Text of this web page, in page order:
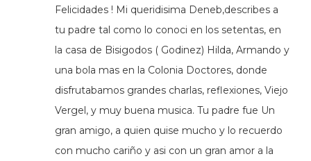
Felicidades ! Mi queridisima Deneb,describes a
tu padre tal como lo conoci en los setentas, en
la casa de Bisigodos ( Godinez) Hilda, Armando y
una bola mas en la Colonia Doctores, donde
disfrutabamos grandes charlas, reflexiones, Viejo
Vergel, y muy buena musica. Tu padre fue Un
gran amigo, a quien quise mucho y lo recuerdo
con mucho cariño y asi con un gran amor a la